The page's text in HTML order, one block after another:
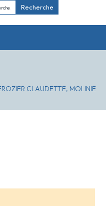
Recherche
CLAUDETTE, MOLINIE